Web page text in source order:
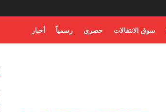
سوق الانتقالات حصري رسمياً أخبار